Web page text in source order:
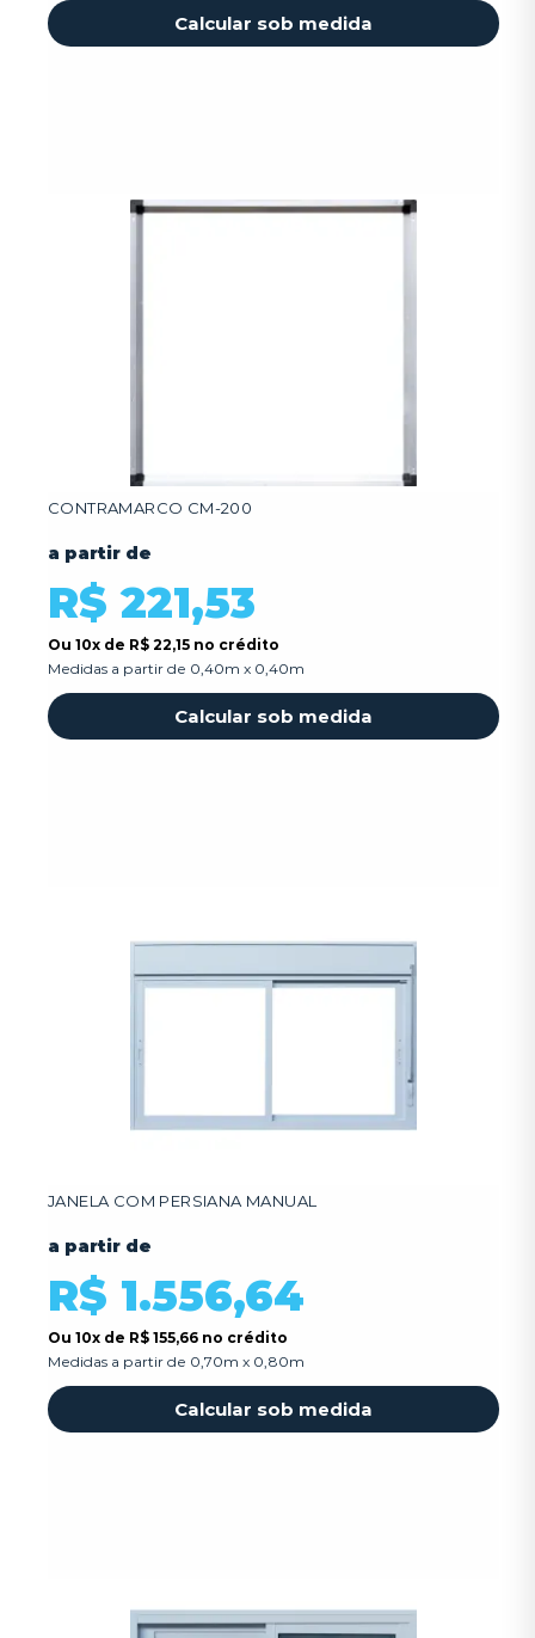
Calcular sob medida
CONTRAMARCO CM-200
a partir de
R$ 221,53
Ou 10x de R$ 22,15 no crédito
Medidas a partir de 0,40m x 0,40m
Calcular sob medida
JANELA COM PERSIANA MANUAL
a partir de
R$ 1.556,64
Ou 10x de R$ 155,66 no crédito
Medidas a partir de 0,70m x 0,80m
Calcular sob medida